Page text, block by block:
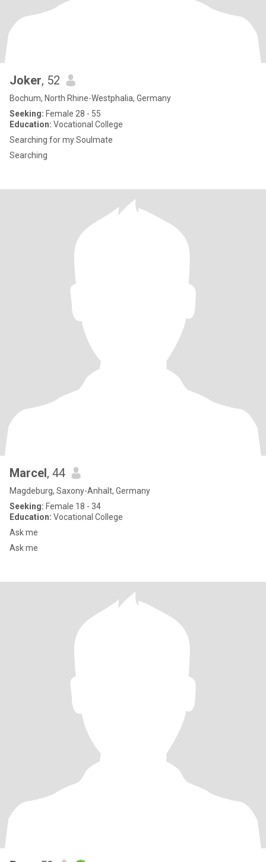
Joker, 52
Bochum, North Rhine-Westphalia, Germany
Seeking: Female 28 - 55
Education: Vocational College
Searching for my Soulmate
Searching
Marcel, 44
Magdeburg, Saxony-Anhalt, Germany
Seeking: Female 18 - 34
Education: Vocational College
Ask me
Ask me